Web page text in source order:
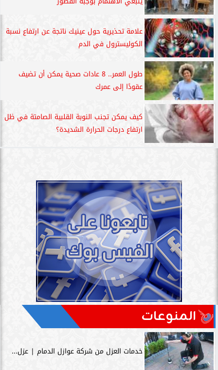
علامة تحذيرية حول عينيك ناتجة عن ارتفاع نسبة
الكوليسترول في الدم
طول العمر.. 8 عادات صحية يمكن أن تضيف
عقودًا إلى عمرك
كيف يمكن تجنب النوبة القلبية الصامتة في ظل
ارتفاع درجات الحرارة الشديدة؟
المنوعات
خدمات العزل من شركة عوازل الدمام | عزل...